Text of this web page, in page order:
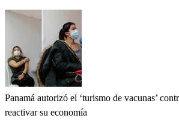
Panamá autorizó el ‘turismo de vacunas’
reactivar su economía